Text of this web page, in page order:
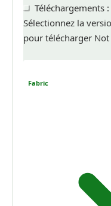
Téléchargements :
Sélectionnez la
pour télécharger Not
Fabric